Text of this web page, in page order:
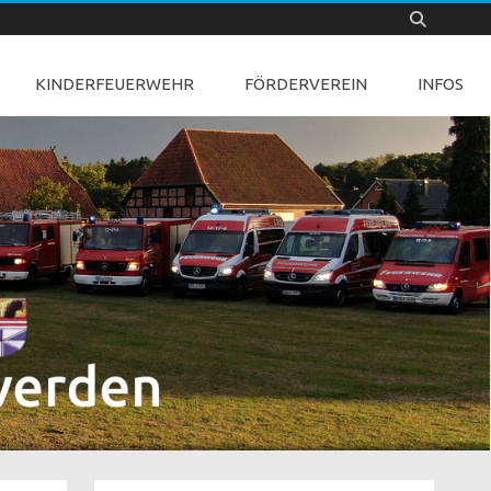
KINDERFEUERWEHR FÖRDERVEREIN INFOS